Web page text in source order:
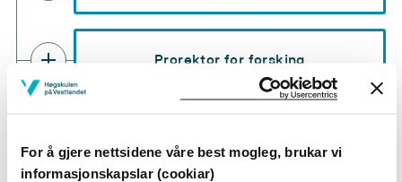
For å gjere nettsidene våre best mogleg, brukar vi
informasjonskapslar (cookiar)
Prorektor for forsking
utvikling